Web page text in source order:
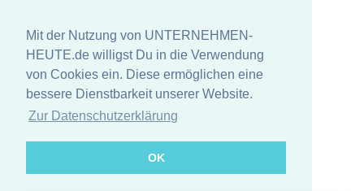
Mit der Nutzung von UNTERNEHMEN-
HEUTE.de willigst Du in die Verwendung
von Cookies ein. Diese ermöglichen eine
bessere Dienstbarkeit unserer Website.
Zur Datenschutzerklärung
OK